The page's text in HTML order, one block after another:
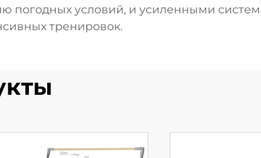
погодных условий, и усиленными
тренировок.